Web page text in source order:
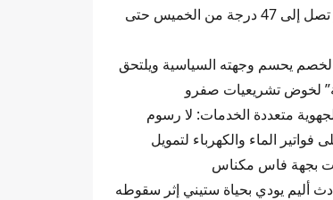
موجة حر تصل إلى 47 درجة من الخميس حتى
يحسم وجهته السياسية ويلتحق
لخوض تشريعيات صفرو
متعددة الخدمات: لا رسوم
فواتير الماء والكهرباء لتمويل
بجهة فاس مكناس
أليم يودي بحياة ستيني إثر سقوطه